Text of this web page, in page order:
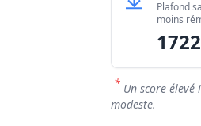
Salaire
Salaire
Plafond
moins
* Un score
modeste.